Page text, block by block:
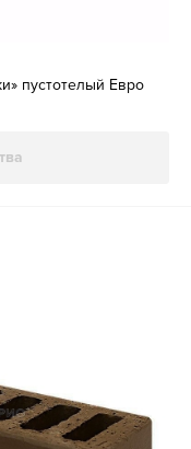
пустотелый Евро